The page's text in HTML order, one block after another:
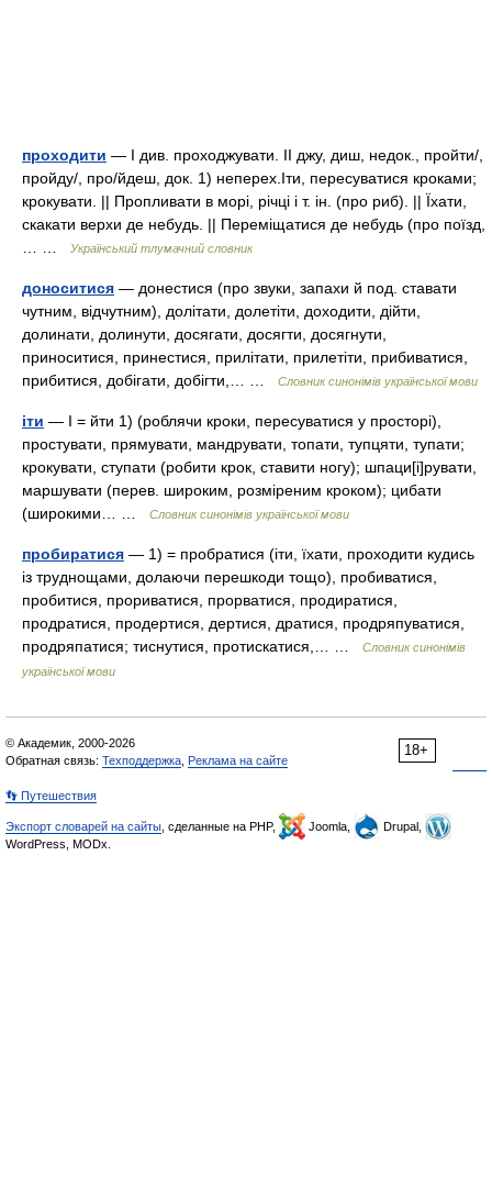
проходити — I див. проходжувати. II джу, диш, недок., пройти/,
пройду/, про/йдеш, док. 1) неперех.Іти, пересуватися кроками;
крокувати. || Пропливати в морі, річці і т. ін. (про риб). || Їхати,
скакати верхи де небудь. || Переміщатися де небудь (про поїзд,
Український тлумачний словник
доноситися — донестися (про звуки, запахи й под. ставати
чутним, відчутним), долітати, долетіти, доходити, дійти,
долинати, долинути, досягати, досягти, досягнути,
приноситися, принестися, прилітати, прилетіти, прибиватися,
прибитися, добігати, добігти,… …
Словник синонімів української мови
іти — I = йти 1) (роблячи кроки, пересуватися у просторі),
простувати, прямувати, мандрувати, топати, тупцяти, тупати;
крокувати, ступати (робити крок, ставити ногу); шпаци[і]рувати,
маршувати (перев. широким, розміреним кроком); цибати
(широкими… …
Словник синонімів української мови
пробиратися — 1) = пробратися (іти, їхати, проходити кудись
із труднощами, долаючи перешкоди тощо), пробиватися,
пробитися, прориватися, прорватися, продиратися,
продратися, продертися, дертися, дратися, продряпуватися,
продряпатися; тиснутися, протискатися,… …
Словник синонімів
української мови
18+
© Академик, 2000-2026
Обратная связь: Техподдержка Реклама на сайте
👣 Путешествия
Экспорт словарей на сайты , сделанные на PHP, Joomla,
Drupal,
WordPress, MODx.